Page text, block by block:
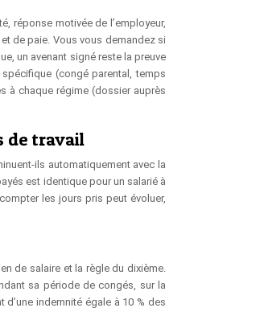
réponse motivée de l’employeur,
de paie. Vous vous demandez si
un avenant signé reste la preuve
(congé parental, temps
à chaque régime (dossier auprès
de travail
ils automatiquement avec la
est identique pour un salarié à
les jours pris peut évoluer,
de salaire et la règle du dixième.
sa période de congés, sur la
indemnité égale à 10 % des